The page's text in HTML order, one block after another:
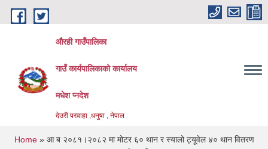
Skip to main content
औरही गाउँपालिका
गाउँ कार्यपालिकाको कार्यालय
मधेश प्नदेश
देउरी परवाहा ,धनुषा , नेपाल
You are here
Home» आ ब २०८१।२०८२ मा मोटर ६० थान र स्यालो ट्यूवेल ४० थान वितरण